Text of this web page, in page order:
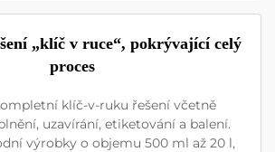
„klíč v ruce“, pokrývající celý
proces
klíč-v-ruku řešení včetně
uzavírání, etiketování a balení.
výrobky o objemu 500 ml až 20 l,